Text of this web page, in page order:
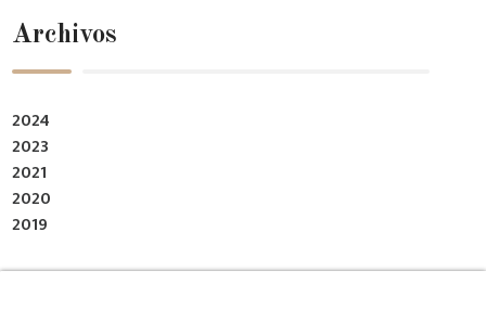
Archivos
2024
2023
2021
2020
2019